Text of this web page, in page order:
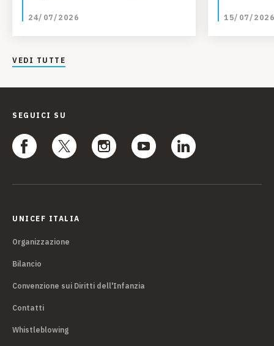
24/07/2026 15/07/2026
VEDI TUTTE
SEGUICI SU
UNICEF ITALIA
Organizzazione
Bilancio
Convenzione sui Diritti dell'Infanzia
Contatti
Whistleblowing